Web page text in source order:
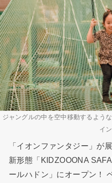
ジャングルの中を空中移動するよう
イン
「イオンファンタジー」が
新形態「KIDZOOONA
ールハドン」にオープン！